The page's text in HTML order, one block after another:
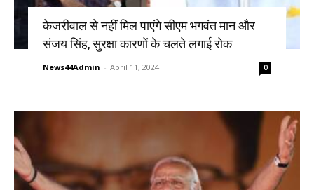
केजरीवाल से नहीं मिल पाएंगे सीएम भगवंत मान और
संजय सिंह, सुरक्षा कारणों के चलते लगाई रोक
News44Admin - April 11, 2024 0